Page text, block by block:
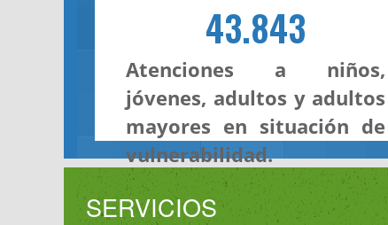
43.843
Atenciones a niños,
jóvenes, adultos y adultos
mayores en situación de
vulnerabilidad.
SERVICIOS